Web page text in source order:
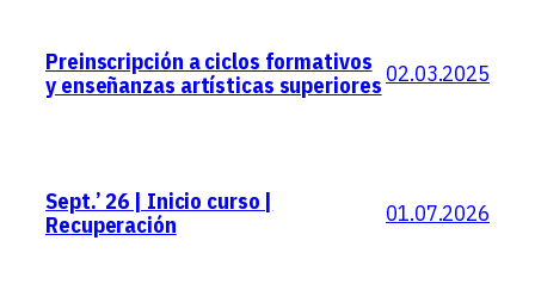
Preinscripción a ciclos formativos
y enseñanzas artísticas superiores 02.03.2025
Sept.’ 26 | Inicio curso |
Recuperación
01.07.2026